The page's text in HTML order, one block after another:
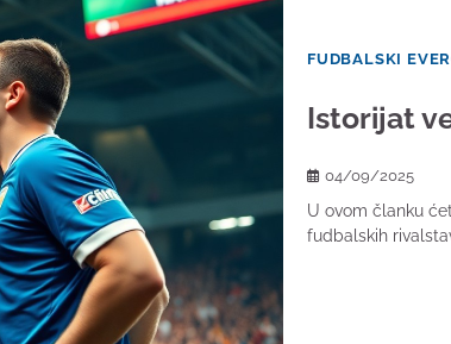
FUDBALSKI
Istorijat
04/09/2025
U ovom članku
fudbalskih